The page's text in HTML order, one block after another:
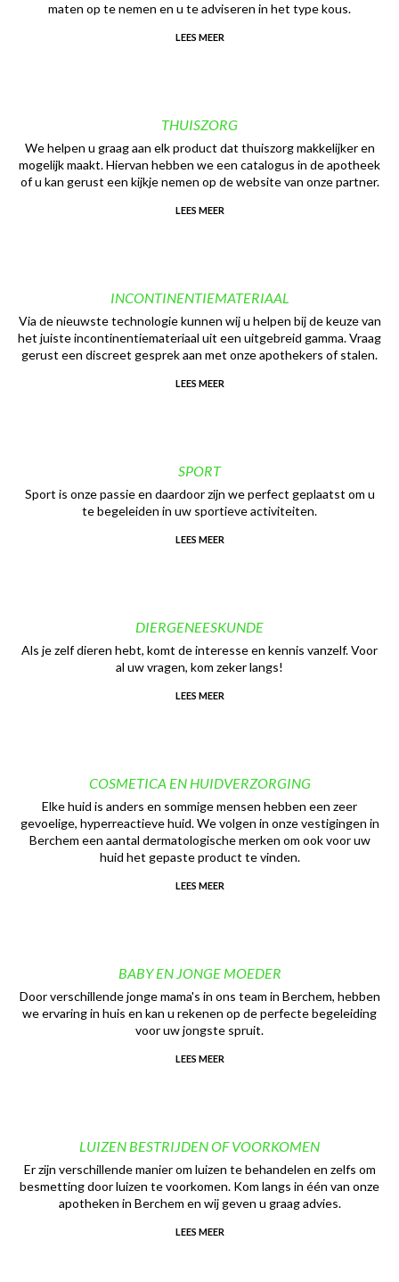
maten op te nemen en u te adviseren in het type kous.
LEES MEER
THUISZORG
We helpen u graag aan elk product dat thuiszorg makkelijker en
mogelijk maakt. Hiervan hebben we een catalogus in de apotheek
of u kan gerust een kijkje nemen op de website van onze partner.
LEES MEER
INCONTINENTIEMATERIAAL
Via de nieuwste technologie kunnen wij u helpen bij de keuze van
het juiste incontinentiemateriaal uit een uitgebreid gamma. Vraag
gerust een discreet gesprek aan met onze apothekers of stalen.
LEES MEER
SPORT
Sport is onze passie en daardoor zijn we perfect geplaatst om u
te begeleiden in uw sportieve activiteiten.
LEES MEER
DIERGENEESKUNDE
Als je zelf dieren hebt, komt de interesse en kennis vanzelf. Voor
al uw vragen, kom zeker langs!
LEES MEER
COSMETICA EN HUIDVERZORGING
Elke huid is anders en sommige mensen hebben een zeer
gevoelige, hyperreactieve huid. We volgen in onze vestigingen in
Berchem een aantal dermatologische merken om ook voor uw
huid het gepaste product te vinden.
LEES MEER
BABY EN JONGE MOEDER
Door verschillende jonge mama's in ons team in Berchem, hebben
we ervaring in huis en kan u rekenen op de perfecte begeleiding
voor uw jongste spruit.
LEES MEER
LUIZEN BESTRIJDEN OF VOORKOMEN
Er zijn verschillende manier om luizen te behandelen en zelfs om
besmetting door luizen te voorkomen. Kom langs in één van onze
apotheken in Berchem en wij geven u graag advies.
LEES MEER